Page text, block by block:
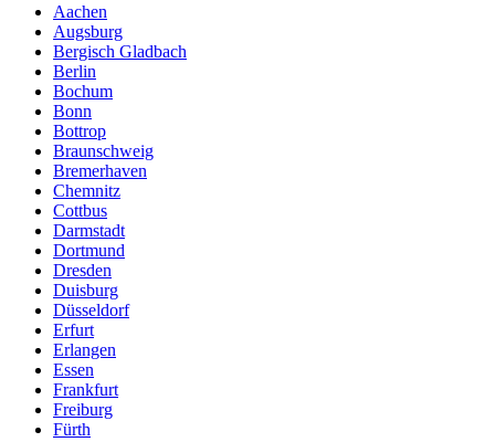
Aachen
Augsburg
Bergisch Gladbach
Berlin
Bochum
Bonn
Bottrop
Braunschweig
Bremerhaven
Chemnitz
Cottbus
Darmstadt
Dortmund
Dresden
Duisburg
Düsseldorf
Erfurt
Erlangen
Essen
Frankfurt
Freiburg
Fürth